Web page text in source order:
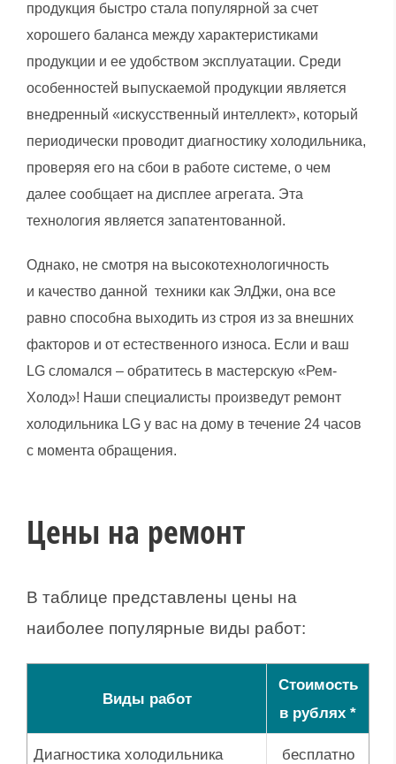
продукция быстро стала популярной за счет
хорошего баланса между характеристиками
продукции и ее удобством эксплуатации. Среди
особенностей выпускаемой продукции является
внедренный «искусственный интеллект», который
периодически проводит диагностику холодильника,
проверяя его на сбои в работе системе, о чем
далее сообщает на дисплее агрегата. Эта
технология является запатентованной.
Однако, не смотря на высокотехнологичность
и качество данной техники как ЭлДжи, она все
равно способна выходить из строя из за внешних
факторов и от естественного износа. Если и ваш
LG сломался – обратитесь в мастерскую «Рем-
Холод»! Наши специалисты произведут ремонт
холодильника LG у вас на дому в течение 24 часов
с момента обращения.
Цены на ремонт
В таблице представлены цены на
наиболее популярные виды работ:
Виды работ
Стоимость
в рублях *
Диагностика холодильника бесплатно